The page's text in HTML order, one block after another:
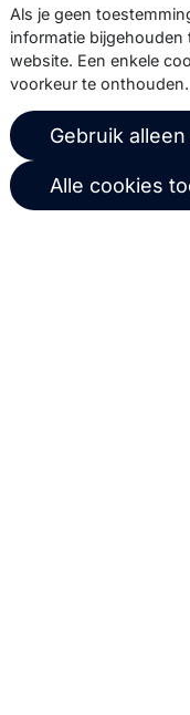
MailerQ tarieven
Over ons
Copernica-nieuws
Carrière bij
Als je geen
informatie bijgehouden
website. Een enkele
voorkeur te onthouden.
Gebruik
Alle cookies